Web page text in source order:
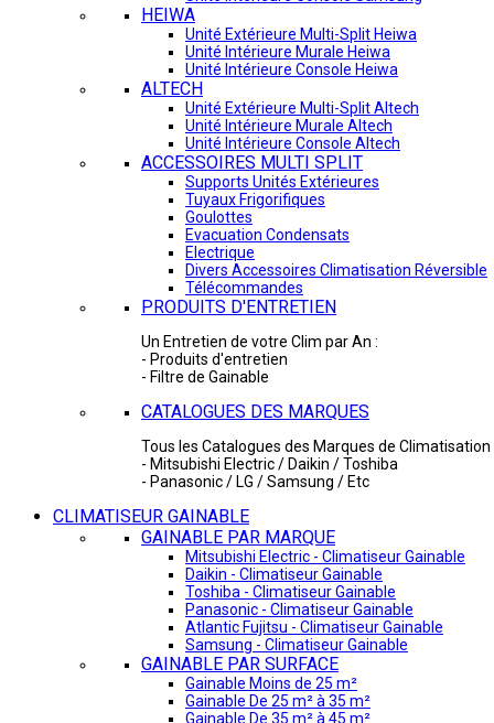
HEIWA
Unité Extérieure Multi-Split Heiwa
Unité Intérieure Murale Heiwa
Unité Intérieure Console Heiwa
ALTECH
Unité Extérieure Multi-Split Altech
Unité Intérieure Murale Altech
Unité Intérieure Console Altech
ACCESSOIRES MULTI SPLIT
Supports Unités Extérieures
Tuyaux Frigorifiques
Goulottes
Evacuation Condensats
Electrique
Divers Accessoires Climatisation Réversible
Télécommandes
PRODUITS D'ENTRETIEN
Un Entretien de votre Clim par An :
- Produits d'entretien
- Filtre de Gainable
CATALOGUES DES MARQUES
Tous les Catalogues des Marques de Climatisation
- Mitsubishi Electric / Daikin / Toshiba
- Panasonic / LG / Samsung / Etc
CLIMATISEUR GAINABLE
GAINABLE PAR MARQUE
Mitsubishi Electric - Climatiseur Gainable
Daikin - Climatiseur Gainable
Toshiba - Climatiseur Gainable
Panasonic - Climatiseur Gainable
Atlantic Fujitsu - Climatiseur Gainable
Samsung - Climatiseur Gainable
GAINABLE PAR SURFACE
Gainable Moins de 25 m²
Gainable De 25 m² à 35 m²
Gainable De 35 m² à 45 m²